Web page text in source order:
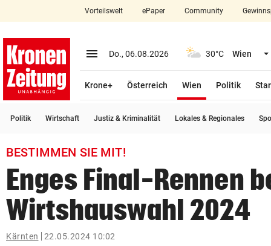
closeSchließen
account_circle Anmelden
arrow_right
bookmark
search
Suchbegriff
eingeben
Vorteilswelt ePaper Community
menu Menü aufklappen
Do., 06.08.2026 30°C Wien
Krone+ Österreich Wien
Politik
Politik Wirtschaft Justiz & Kriminalität Lokales & Regionales
BESTIMMEN SIE MIT!
Enges Final-Rennen
Wirtshauswahl 2024
Kärnten 22.05.2024 10:02